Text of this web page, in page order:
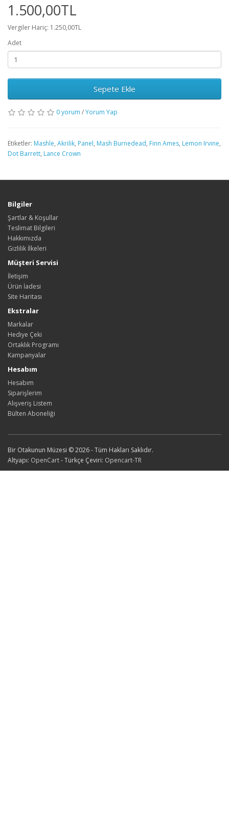
1.500,00TL
Vergiler Hariç: 1.250,00TL
Adet
Sepete Ekle
0 yorum /Yorum Yap
Etiketler: Mashle, Akrilik, Panel, Mash Burnedead, Finn Ames, Lemon Irvine,
Dot Barrett, Lance Crown
Bilgiler
Şartlar & Koşullar
Teslimat Bilgileri
Hakkımızda
Gizlilik İlkeleri
Müşteri Servisi
İletişim
Ürün İadesi
Site Haritası
Ekstralar
Markalar
Hediye Çeki
Ortaklık Programı
Kampanyalar
Hesabım
Hesabım
Siparişlerim
Alışveriş Listem
Bülten Aboneliği
Bir Otakunun Müzesi © 2026 - Tüm Hakları Saklıdır.
Altyapı: OpenCart- Türkçe Çeviri: Opencart-TR